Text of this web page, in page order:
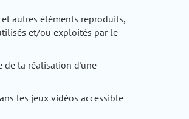
autres éléments reproduits,
et/ou exploités par le
de la réalisation d'une
les jeux vidéos accessible